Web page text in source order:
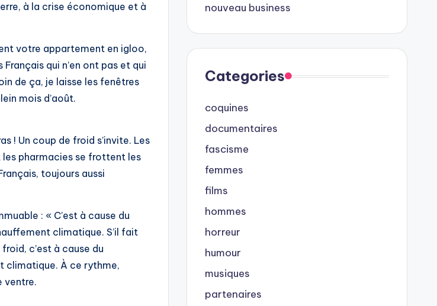
à la crise économique et à
votre appartement en igloo,
qui n’en ont pas et qui
de ça, je laisse les fenêtres
mois d’août.
! Un coup de froid s’invite. Les
les pharmacies se frottent les
toujours aussi
: « C’est à cause du
climatique. S’il fait
c’est à cause du
climatique. À ce rythme,
ventre.
nouveau business
Categories
coquines
documentaires
fascisme
femmes
films
hommes
horreur
humour
musiques
partenaires